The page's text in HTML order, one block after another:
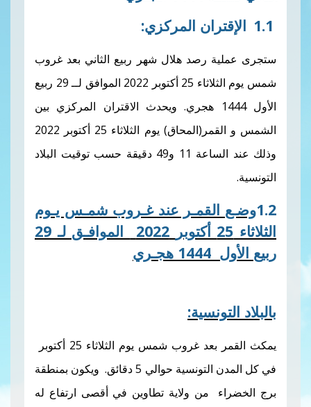
المركزي:
رصد هلال شهر ربيع الثاني بعد غروب
شمس يوم الثلاثاء 25 أكتوبر 2022 الموافق لــ 29 ربيع
1444 هجري. ويحدث الاقتران المركزي بين
الشمس و القمر(المحاق) يوم الثلاثاء 25 أكتوبر 2022
وذلك عند الساعة 11 و49 دقيقة حسب توقيت البلاد
عند غـروب شمـس يـوم
2022
الموافـق لـ 29
1444 هجـري
يمكث القمر بعد غروب شمس يوم الثلاثاء 25 أكتوبر
في كل المدن التونسية حوالي 5 دقائق. ويكون بمنطقة
من ولاية تطاوين في أقصى ارتفاع له